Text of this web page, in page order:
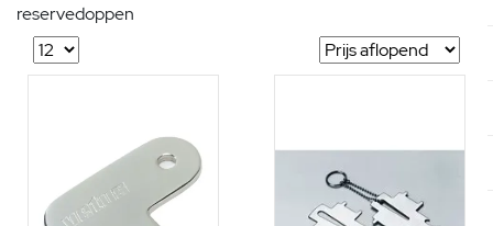
reservedoppen